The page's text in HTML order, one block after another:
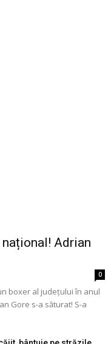
Adrian
0
boxer al județului în anul
Gore s-a săturat! S-a